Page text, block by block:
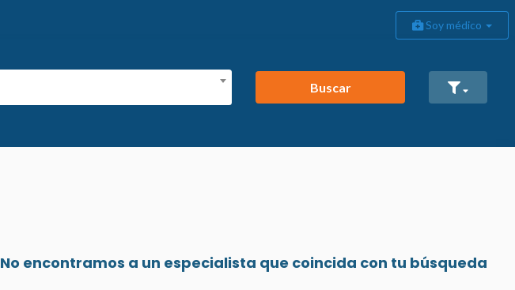
Soy médico
Buscar
No encontramos a un especialista que coincida con tu búsqueda